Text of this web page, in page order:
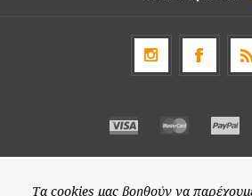
Τα cookies μας βοηθούν να